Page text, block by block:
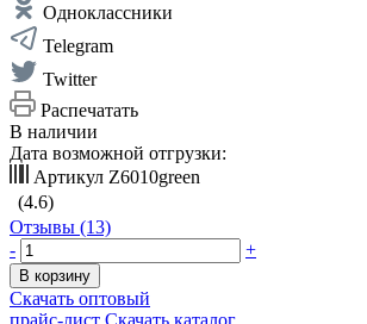
Одноклассники
Telegram
Twitter
Распечатать
В наличии
Дата возможной отгрузки:
Артикул Z6010green
(4.6)
Отзывы (13)
-
+
В корзину
Скачать оптовый
прайс-лист Скачать каталог